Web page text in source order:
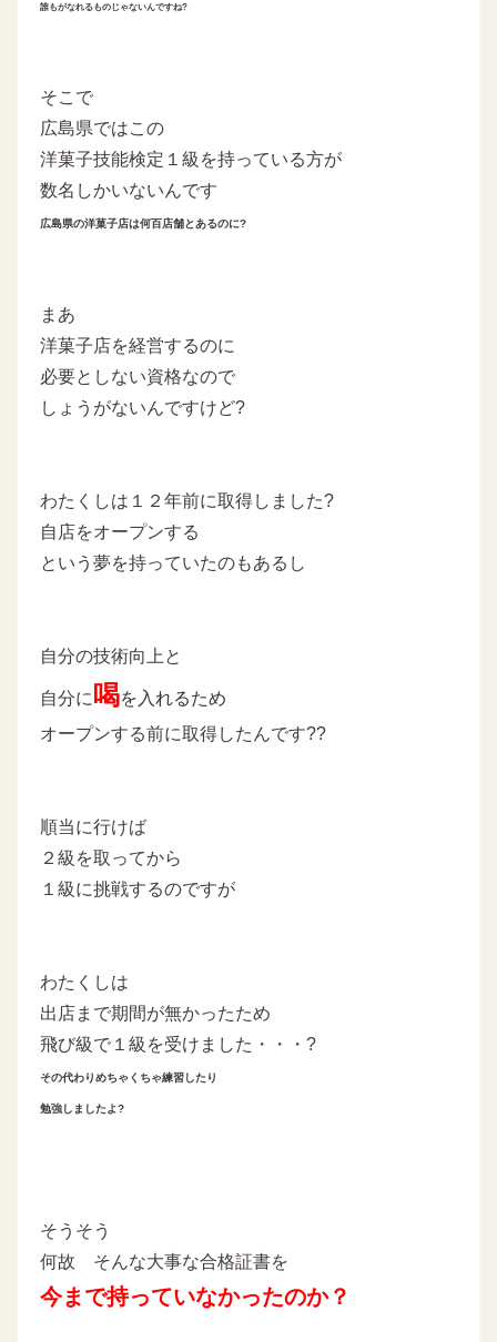
誰もがなれるものじゃないんですね?
そこで
広島県ではこの
洋菓子技能検定１級を持っている方が
数名しかいないんです
広島県の洋菓子店は何百店舗とあるのに?
まあ
洋菓子店を経営するのに
必要としない資格なので
しょうがないんですけど?
わたくしは１２年前に取得しました?
自店をオープンする
という夢を持っていたのもあるし
自分の技術向上と
自分に喝を入れるため
オープンする前に取得したんです??
順当に行けば
２級を取ってから
１級に挑戦するのですが
わたくしは
出店まで期間が無かったため
飛び級で１級を受けました・・・?
その代わりめちゃくちゃ練習したり
勉強しましたよ?
そうそう
何故 そんな大事な合格証書を
今まで持っていなかったのか？